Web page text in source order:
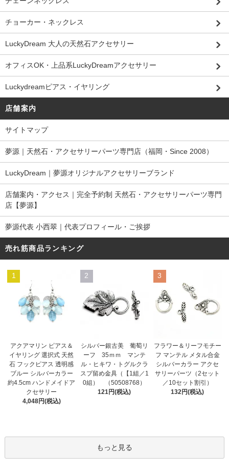
チョーカー・ネックレス
LuckyDream 大人の天然石アクセサリー
オフィスOK・上品系LuckyDreamアクセサリー
Luckydreamピアス・イヤリング
店舗案内
サイトマップ
夢源｜天然石・アクセサリーパーツ専門店（福岡・Since 2008）
LuckyDream｜夢源オリジナルアクセサリーブランド
店舗案内・アクセス｜完全予約制 天然石・アクセサリーパーツ専門
店【夢源】
夢源代表 小西翠｜代表プロフィール・ご挨拶
売れ筋商品ランキング
1
アクアマリン ピアス＆
イヤリング 選択式 天然
石 フックピアス 透明感
ブルー シルバーカラー
約4.5cm ハンドメイドア
クセサリー
4,048円(税込)
2
シルバー銀古美 葡萄リ
ーフ 35ｍｍ マンテ
ル・ヒキワ・トグルクラ
スプ留め金具（【1組／1
0組） （50508768）
121円(税込)
3
フラワー＆リーフモチー
フ マンテル メタル合金
シルバーカラー アクセ
サリーパーツ（2セット
／10セット割引）
132円(税込)
もっと見る